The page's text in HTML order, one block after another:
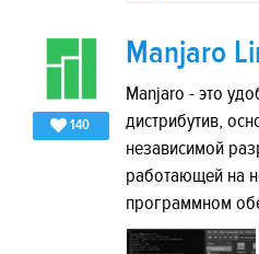
140
Manjaro
Manjaro - это
дистрибутив,
независимой
работающей на
программном